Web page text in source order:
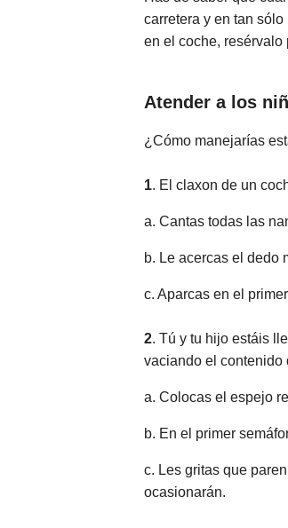
carretera y en tan
en el coche, resérvalo
Atender a los
¿Cómo manejarías
1. El claxon de un
a. Cantas todas las
b. Le acercas el dedo
c. Aparcas en el
2. Tú y tu hijo estáis
vaciando el contenido
a. Colocas el espejo
b. En el primer
c. Les gritas que
ocasionarán.